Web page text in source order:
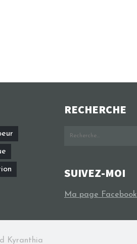
RECHERCHE
Rechercher :
SUIVEZ-MOI
Ma page Facebook
Kyranthia